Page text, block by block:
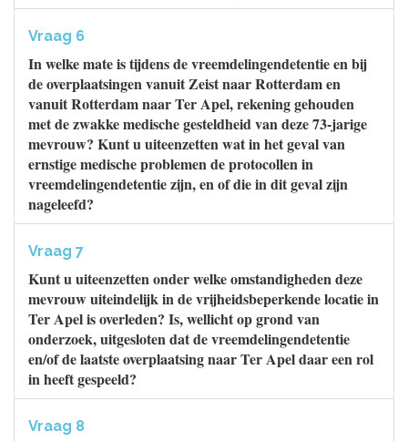
Vraag 6
In welke mate is tijdens de vreemdelingendetentie en bij
de overplaatsingen vanuit Zeist naar Rotterdam en
vanuit Rotterdam naar Ter Apel, rekening gehouden
met de zwakke medische gesteldheid van deze 73-jarige
mevrouw? Kunt u uiteenzetten wat in het geval van
ernstige medische problemen de protocollen in
vreemdelingendetentie zijn, en of die in dit geval zijn
nageleefd?
Vraag 7
Kunt u uiteenzetten onder welke omstandigheden deze
mevrouw uiteindelijk in de vrijheidsbeperkende locatie in
Ter Apel is overleden? Is, wellicht op grond van
onderzoek, uitgesloten dat de vreemdelingendetentie
en/of de laatste overplaatsing naar Ter Apel daar een rol
in heeft gespeeld?
Vraag 8